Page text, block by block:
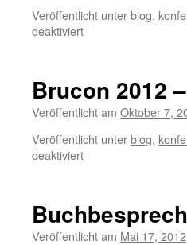
Veröffentlicht unterblog,
deaktiviertfür
Teil
2
Brucon 2012
Veröffentlicht am Oktober 7,
Veröffentlicht unterblog,
deaktiviertfür
Teil
1
Veröffentlicht am Mai 17, 2012